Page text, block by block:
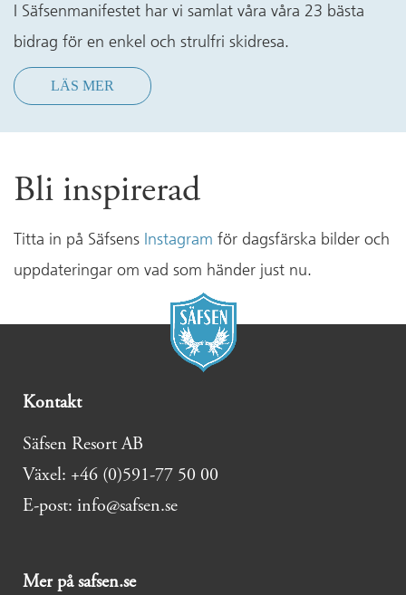
I Säfsenmanifestet har vi samlat våra våra 23 bästa
bidrag för en enkel och strulfri skidresa.
LÄS MER
Bli inspirerad
Titta in på Säfsens Instagram för dagsfärska bilder och
uppdateringar om vad som händer just nu.
Kontakt
Säfsen Resort AB
Växel: +46 (0)591-77 50 00
E-post: info@safsen.se
Mer på safsen.se